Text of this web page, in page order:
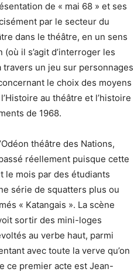
de « mai 68 » et ses
par le secteur du
dans le théâtre, en un sens
il s’agit d’interroger les
un jeu sur personnages
le choix des moyens
au théâtre et l’histoire
de 1968.
théâtre des Nations,
réellement puisque cette
le mois par des étudiants
série de squatters plus ou
« Katangais ». La scène
sortir des mini-loges
au verbe haut, parmi
avec toute la verve qu’on
ce premier acte est Jean-